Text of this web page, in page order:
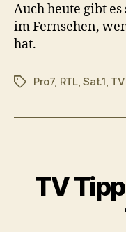
Auch heute gibt
im Fernsehen,
hat.
Schlagwörter
Pro7, RTL,Sat.1,
TV